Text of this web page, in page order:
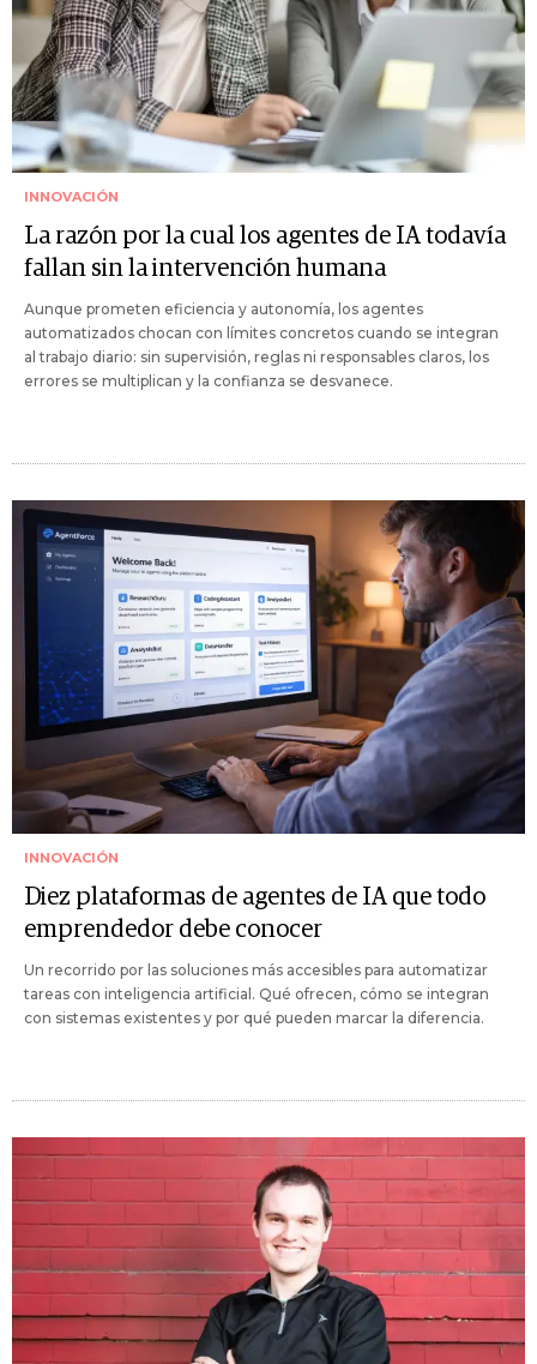
INNOVACIÓN
La razón por la cual los agentes de IA todavía
fallan sin la intervención humana
Aunque prometen eficiencia y autonomía, los agentes
automatizados chocan con límites concretos cuando se integran
al trabajo diario: sin supervisión, reglas ni responsables claros, los
errores se multiplican y la confianza se desvanece.
INNOVACIÓN
Diez plataformas de agentes de IA que todo
emprendedor debe conocer
Un recorrido por las soluciones más accesibles para automatizar
tareas con inteligencia artificial. Qué ofrecen, cómo se integran
con sistemas existentes y por qué pueden marcar la diferencia.